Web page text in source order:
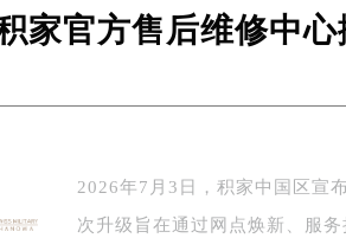
东路299号宏伊国际广场写字楼8层806
大道5号盐城金融城写字楼1号楼16层
路399号置地商务中心东塔写字楼（
家官方售后维修中
2026年7月3日，积家中国区宣
次升级旨在通过网点焕新、服